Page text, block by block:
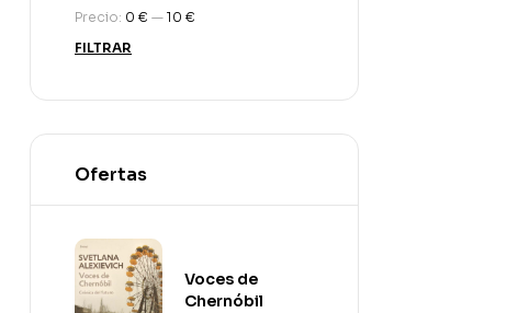
FILTRAR
Precio: 0 € — 10 €
Ofertas
Voces de
Chernóbil